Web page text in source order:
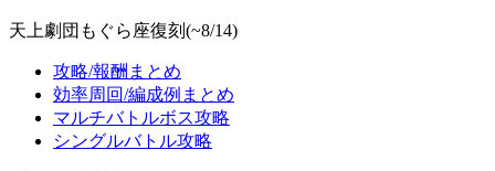
天上劇団もぐら座復刻(~8/14)
攻略/報酬まとめ
効率周回/編成例まとめ
マルチバトルボス攻略
シングルバトル攻略